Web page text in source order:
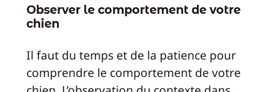
Observer le comportement de votre
chien
Il faut du temps et de la patience pour
comprendre le comportement de votre